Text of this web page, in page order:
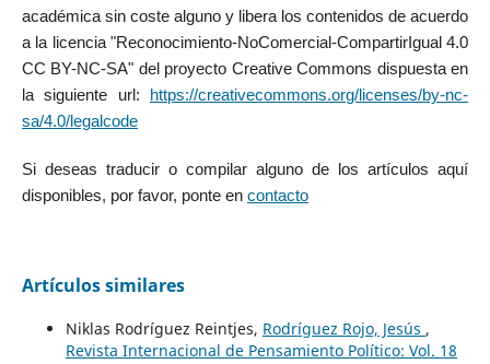
académica sin coste alguno y libera los contenidos de acuerdo
a la licencia "Reconocimiento-NoComercial-CompartirIgual 4.0
CC BY-NC-SA" del proyecto Creative Commons dispuesta en
la siguiente url:
https://creativecommons.org/licenses/by-nc-
sa/4.0/legalcode
Si deseas traducir o compilar alguno de los artículos aquí
disponibles, por favor, ponte en contacto
Artículos similares
Niklas Rodríguez Reintjes, Rodríguez Rojo, Jesús ,
Revista Internacional de Pensamiento Político: Vol. 18